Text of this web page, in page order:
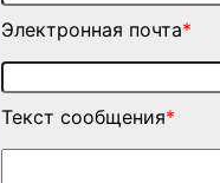
Электронная почта*
Текст сообщения*